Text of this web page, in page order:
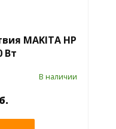
MAKITA HP
Вт
В наличии